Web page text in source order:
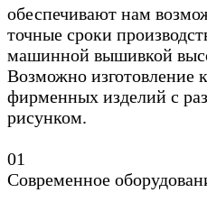
обеспечивают нам
точные сроки
машинной вышивкой
Возможно изготовление
фирменных изделий с
рисунком.
01
Современное